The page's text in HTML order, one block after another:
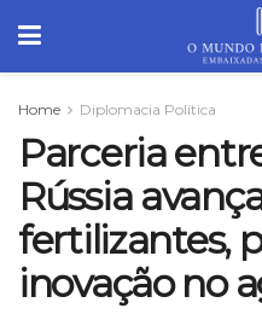
Home Diplomacia Política
Parceria
Rússia
fertilizantes,
inovação no